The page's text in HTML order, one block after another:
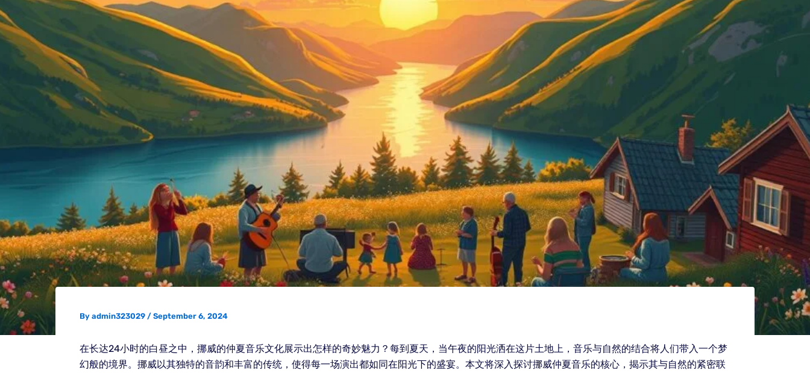
By admin323029 / September 6, 2024
在长达24小时的白昼之中，挪威的仲夏音乐文化展示出怎样的奇妙魅力？每到夏天，当午夜的阳光洒在这片土地上，音乐与自然的结合将人们带入一个梦
幻般的境界。挪威以其独特的音韵和丰富的传统，使得每一场演出都如同在阳光下的盛宴。本文将深入探讨挪威仲夏音乐的核心，揭示其与自然的紧密联